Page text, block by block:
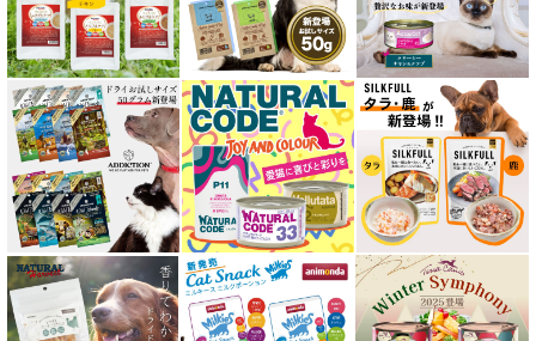
水分補給用ウェットフード for CAT
特集 穀物不使用 キャットフード（ドライ）
エアドライ キャットフード
フリーズドライ キャットフード
おやつ全アイテム